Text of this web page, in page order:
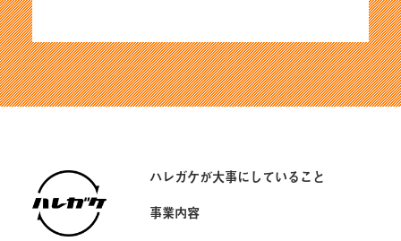
ハレガケが大事にしていること
事業内容